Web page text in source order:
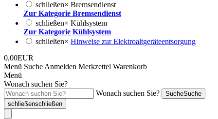
schließen× Bremsendienst
Zur Kategorie Bremsendienst
schließen× Kühlsystem
Zur Kategorie Kühlsystem
schließen× Hinweise zur Elektroaltgeräteentsorgung
0,00EUR
Menü Suche Anmelden Merkzettel Warenkorb
Menü
Wonach suchen Sie?
Wonach suchen Sie?
SucheSuche
schließenschließen